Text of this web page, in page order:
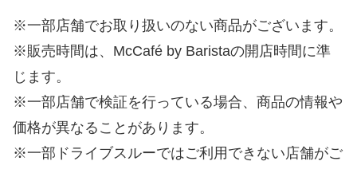
※一部店舗でお取り扱いのない商品がございます。
※販売時間は、McCafé by Baristaの開店時間に準
じます。
※一部店舗で検証を行っている場合、商品の情報や
価格が異なることがあります。
※一部ドライブスルーではご利用できない店舗がご